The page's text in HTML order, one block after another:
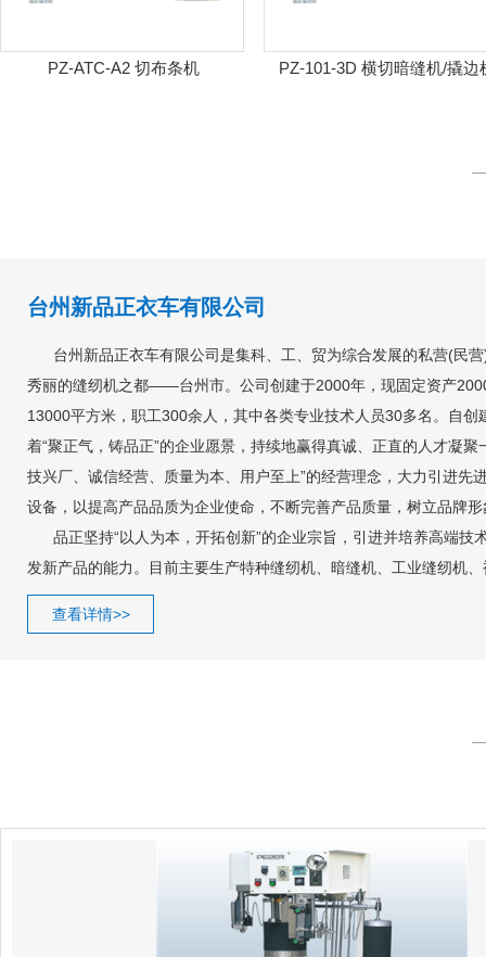
PZ-ATC-A2 切布条机 PZ-101-3D 横切暗缝机/撬边
台州新品正衣车有限公司
台州新品正衣车有限公司是集科、工、贸为综合发展的私营(民营
秀丽的缝纫机之都——台州市。公司创建于2000年，现固定资产
13000平方米，职工300余人，其中各类专业技术人员30多名。自创
着“聚正气，铸品正”的企业愿景，持续地赢得真诚、正直的人才凝聚
技兴厂、诚信经营、质量为本、用户至上”的经营理念，大力引进先
设备，以提高产品品质为企业使命，不断完善产品质量，树立品牌形
品正坚持“以人为本，开拓创新”的企业宗旨，引进并培养高端技
发新产品的能力。目前主要生产特种缝纫机、暗缝机、工业缝纫机
边机、曲腕机、全自动切布条机、发电机、清洗机、电热蒸汽挂烫
地，并拥有一支专业的服务团队为广大顾客提供真诚、快捷的服务。
品、正直、正气的意义，这种精神气质推动品正稳速成长，品正人
缝制设备，向人类传达一种正心诚意、正直无私、坦率诚恳的企业
查看详情>>